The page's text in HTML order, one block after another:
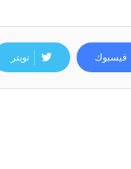
فيسبوك تويتر